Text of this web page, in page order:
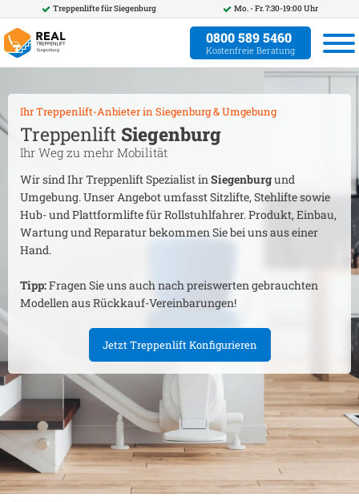
Treppenlifte fürSiegenburg Mo. - Fr. 7:30-19:00 Uhr
0800 589 5460
Kostenfreie Beratung
Ihr Treppenlift-Anbieter in Siegenburg& Umgebung
Treppenlift Siegenburg
Ihr Weg zu mehr Mobilität
Wir sind Ihr Treppenlift Spezialist inSiegenburgund
Umgebung. Unser Angebot umfasst Sitzlifte, Stehlifte sowie
Hub- und Plattformlifte für Rollstuhlfahrer. Produkt, Einbau,
Wartung und Reparatur bekommen Sie bei uns aus einer
Hand.
Tipp:Fragen Sie uns auch nach preiswerten gebrauchten
Modellen aus Rückkauf-Vereinbarungen!
Jetzt Treppenlift Konfigurieren